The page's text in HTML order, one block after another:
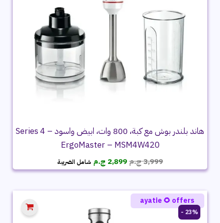
هاند بلندر بوش مع كبة، 800 وات، ابيض واسود – Series 4
ErgoMaster – MSM4W420
3,999ج.مالسعر
الأصلي
3,999 ج.م.
2,899 ج.م السعر
الحالي
2,899 ج.م.
شامل الضريبة
23% -
ayatie 🌻 offers